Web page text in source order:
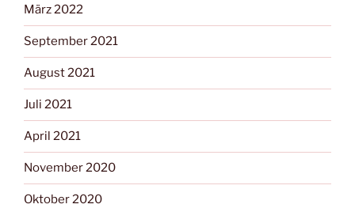
März 2022
September 2021
August 2021
Juli 2021
April 2021
November 2020
Oktober 2020